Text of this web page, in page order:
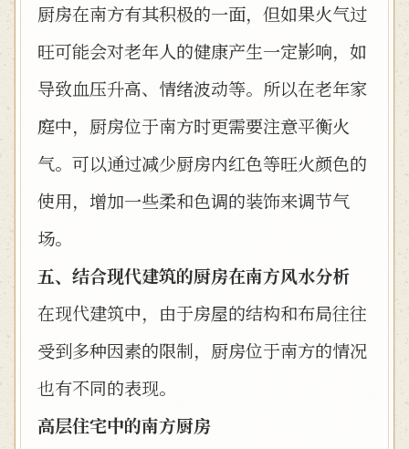
厨房在南方有其积极的一面，但如果火气过
旺可能会对老年人的健康产生一定影响，如
导致血压升高、情绪波动等。所以在老年家
庭中，厨房位于南方时更需要注意平衡火
气。可以通过减少厨房内红色等旺火颜色的
使用，增加一些柔和色调的装饰来调节气
场。
五、结合现代建筑的厨房在南方风水分析
在现代建筑中，由于房屋的结构和布局往往
受到多种因素的限制，厨房位于南方的情况
也有不同的表现。
高层住宅中的南方厨房